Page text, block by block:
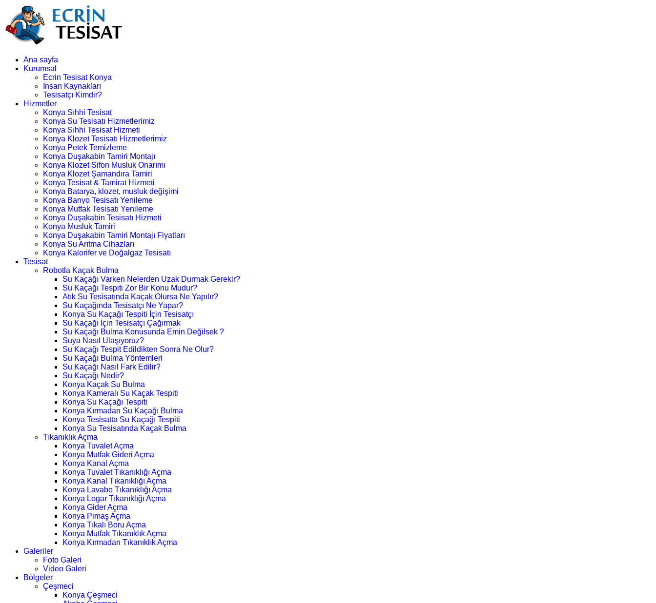
Ana sayfa
Kurumsal
Ecrin Tesisat Konya
İnsan Kaynakları
Tesisatçı Kimdir?
Hizmetler
Konya Sıhhi Tesisat
Konya Su Tesisatı Hizmetlerimiz
Konya Sıhhi Tesisat Hizmeti
Konya Klozet Tesisatı Hizmetlerimiz
Konya Petek Temizleme
Konya Duşakabin Tamiri Montajı
Konya Klozet Sifon Musluk Onarımı
Konya Klozet Şamandıra Tamiri
Konya Tesisat & Tamirat Hizmeti
Konya Batarya, klozet, musluk değişimi
Konya Banyo Tesisatı Yenileme
Konya Mutfak Tesisatı Yenileme
Konya Duşakabin Tesisatı Hizmeti
Konya Musluk Tamiri
Konya Duşakabin Tamiri Montajı Fiyatları
Konya Su Arıtma Cihazları
Konya Kalorifer ve Doğalgaz Tesisatı
Tesisat
Robotla Kaçak Bulma
Su Kaçağı Varken Nelerden Uzak Durmak Gerekir?
Su Kaçağı Tespiti Zor Bir Konu Mudur?
Atık Su Tesisatında Kaçak Olursa Ne Yapılır?
Su Kaçağında Tesisatçı Ne Yapar?
Konya Su Kaçağı Tespiti İçin Tesisatçı
Su Kaçağı İçin Tesisatçı Çağırmak
Su Kaçağı Bulma Konusunda Emin Değilsek ?
Suya Nasıl Ulaşıyoruz?
Su Kaçağı Tespit Edildikten Sonra Ne Olur?
Su Kaçağı Bulma Yöntemleri
Su Kaçağı Nasıl Fark Edilir?
Su Kaçağı Nedir?
Konya Kaçak Su Bulma
Konya Kameralı Su Kaçak Tespiti
Konya Su Kaçağı Tespiti
Konya Kırmadan Su Kaçağı Bulma
Konya Tesisatta Su Kaçağı Tespiti
Konya Su Tesisatında Kaçak Bulma
Tıkanıklık Açma
Konya Tuvalet Açma
Konya Mutfak Gideri Açma
Konya Kanal Açma
Konya Tuvalet Tıkanıklığı Açma
Konya Kanal Tıkanıklığı Açma
Konya Lavabo Tıkanıklığı Açma
Konya Logar Tıkanıklığı Açma
Konya Gider Açma
Konya Pimaş Açma
Konya Tıkalı Boru Açma
Konya Mutfak Tıkanıklık Açma
Konya Kırmadan Tıkanıklık Açma
Galeriler
Foto Galeri
Video Galeri
Bölgeler
Çeşmeci
Konya Çeşmeci